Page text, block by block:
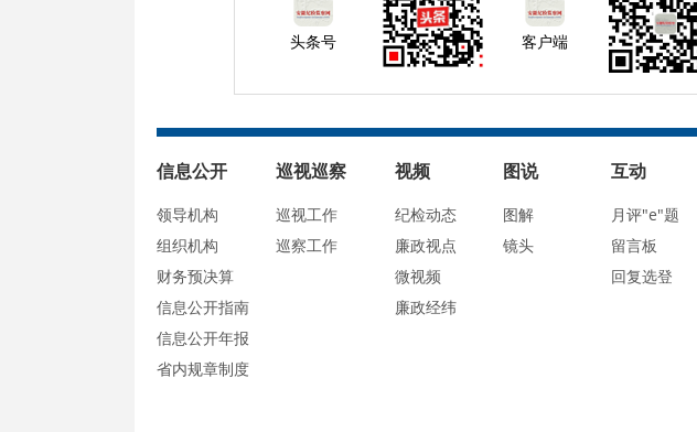
头条号 客户端
信息公开
领导机构
组织机构
财务预决算
信息公开指南
信息公开年报
省内规章制度
巡视巡察
巡视工作
巡察工作
视频
纪检动态
廉政视点
微视频
廉政经纬
图说
图解
镜头
互动
月评"e"题
留言板
回复选登